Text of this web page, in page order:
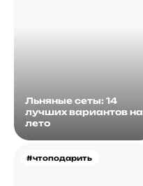
Льняные сеты: 14
лучших вариантов на
лето
#чтоподарить